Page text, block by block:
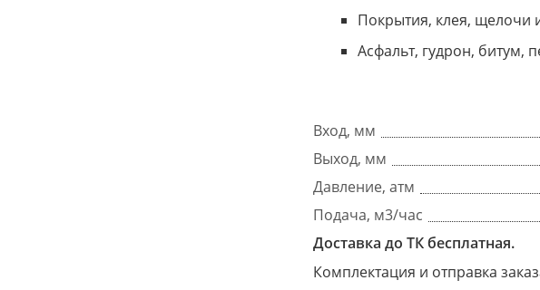
Покрытия, клея, щелочи
Асфальт, гудрон,
Вход, мм
Выход, мм
Давление, атм
Подача, м3/час
Доставка до ТК бесплатная.
Комплектация и отправка